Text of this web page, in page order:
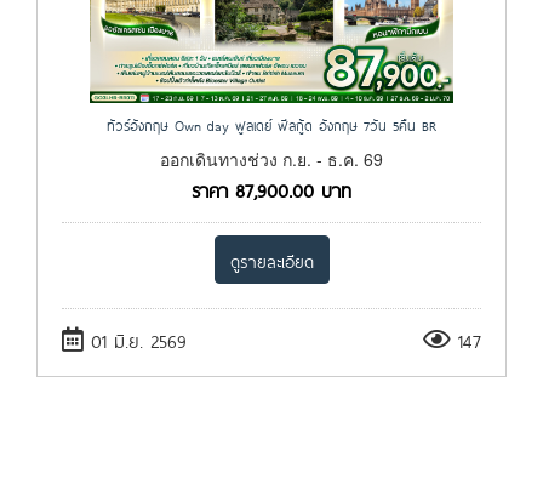
ทัวร์อังกฤษ Own day ฟูลเดย์ ฟีลกู้ด อังกฤษ 7วัน 5คืน BR
ออกเดินทางช่วง ก.ย. - ธ.ค. 69
ราคา 87,900.00 บาท
ดูรายละเอียด
01 มิ.ย. 2569 147